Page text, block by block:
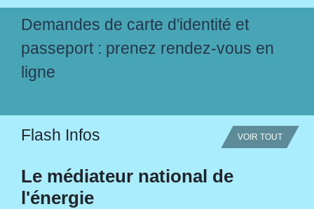
Demandes de carte d'identité et
passeport : prenez rendez-vous en
ligne
Flash Infos VOIR TOUT
Le médiateur national de
l'énergie